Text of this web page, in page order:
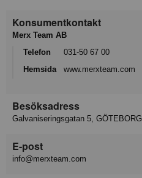
Konsumentkontakt
Merx Team AB
Telefon
031-50 67 00
Hemsida
www.merxteam.com
Besöksadress
Galvaniseringsgatan 5, GÖTEBORG
E-post
info@merxteam.com